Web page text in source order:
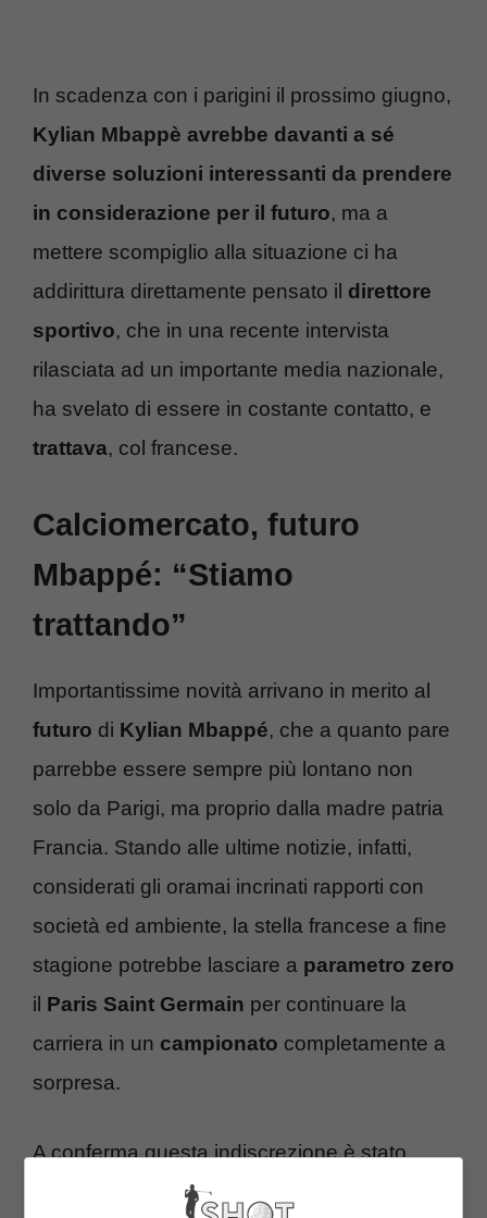
In scadenza con i parigini il prossimo giugno,
Kylian Mbappè avrebbe davanti a sé
diverse soluzioni interessanti da prendere
in considerazione per il futuro, ma a
mettere scompiglio alla situazione ci ha
addirittura direttamente pensato il direttore
sportivo, che in una recente intervista
rilasciata ad un importante media nazionale,
ha svelato di essere in costante contatto, e
trattava, col francese.
Calciomercato, futuro
Mbappé: “Stiamo
trattando”
Importantissime novità arrivano in merito al
futuro di Kylian Mbappé, che a quanto pare
parrebbe essere sempre più lontano non
solo da Parigi, ma proprio dalla madre patria
Francia. Stando alle ultime notizie, infatti,
considerati gli oramai incrinati rapporti con
società ed ambiente, la stella francese a fine
stagione potrebbe lasciare a parametro zero
il Paris Saint Germain per continuare la
carriera in un campionato completamente a
sorpresa.
A conferma questa indiscrezione è stato
direttore sportivo